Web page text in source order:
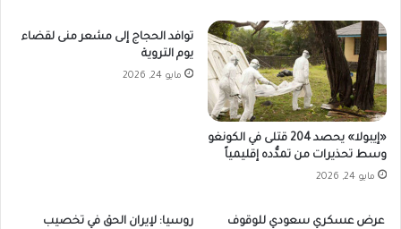
«إيبولا» يحصد 204 قتلى في الكونغو
وسط تحذيرات من تمدُّده إقليمياً
مايو 24, 2026
توافد الحجاج إلى مشعر منى لقضاء
يوم التروية
مايو 24, 2026
عرض عسكري سعودي للوقوف
روسيا: لإيران الحق في تخصيب